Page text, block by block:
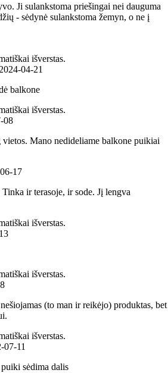
Ji sulankstoma priešingai nei dauguma
- sėdynė sulankstoma žemyn, o ne į
išverstas.
2024‑04‑21
balkone
išverstas.
Mano nedideliame balkone puikiai
ir terasoje, ir sode. Jį lengva
išverstas.
išverstas.
(to man ir reikėjo) produktas, bet
išverstas.
sėdima dalis